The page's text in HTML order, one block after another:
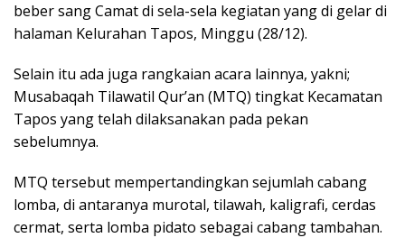
beber sang Camat di sela-sela kegiatan yang di gelar di
halaman Kelurahan Tapos, Minggu (28/12).
Selain itu ada juga rangkaian acara lainnya, yakni;
Musabaqah Tilawatil Qur’an (MTQ) tingkat Kecamatan
Tapos yang telah dilaksanakan pada pekan
sebelumnya.
MTQ tersebut mempertandingkan sejumlah cabang
lomba, di antaranya murotal, tilawah, kaligrafi, cerdas
cermat, serta lomba pidato sebagai cabang tambahan.